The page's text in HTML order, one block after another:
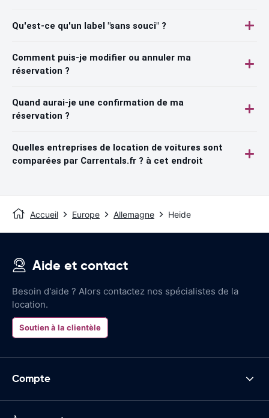
Qu'est-ce qu'un label "sans souci" ?
Comment puis-je modifier ou annuler ma
réservation ?
Quand aurai-je une confirmation de ma
réservation ?
Quelles entreprises de location de voitures sont
comparées par Carrentals.fr ? à cet endroit
Accueil Europe Allemagne Heide
Aide et contact
Besoin d'aide ? Alors contactez nos spécialistes de la
location.
Soutien à la clientèle
Compte